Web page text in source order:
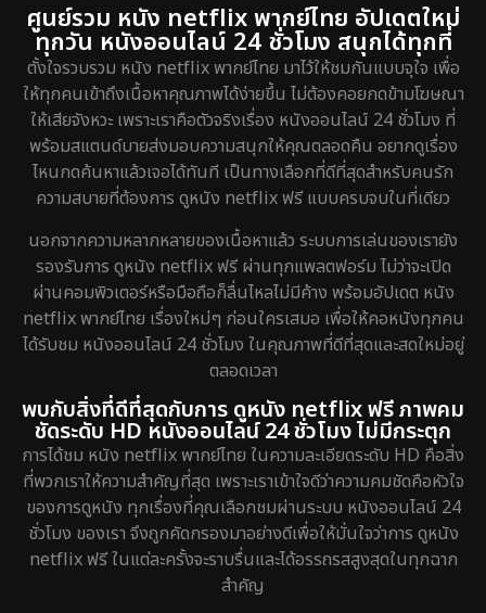
ศูนย์รวม หนัง netflix พากย์ไทย อัปเดตใหม่
ทุกวัน หนังออนไลน์ 24 ชั่วโมง สนุกได้ทุกที่
ตั้งใจรวบรวม หนัง netflix พากย์ไทย มาไว้ให้ชมกันแบบจุใจ เพื่อ
ให้ทุกคนเข้าถึงเนื้อหาคุณภาพได้ง่ายขึ้น ไม่ต้องคอยกดข้ามโฆษณา
ให้เสียจังหวะ เพราะเราคือตัวจริงเรื่อง หนังออนไลน์ 24 ชั่วโมง ที่
พร้อมสแตนด์บายส่งมอบความสนุกให้คุณตลอดคืน อยากดูเรื่อง
ไหนกดค้นหาแล้วเจอได้ทันที เป็นทางเลือกที่ดีที่สุดสำหรับคนรัก
ความสบายที่ต้องการ ดูหนัง netflix ฟรี แบบครบจบในที่เดียว
นอกจากความหลากหลายของเนื้อหาแล้ว ระบบการเล่นของเรายัง
รองรับการ ดูหนัง netflix ฟรี ผ่านทุกแพลตฟอร์ม ไม่ว่าจะเปิด
ผ่านคอมพิวเตอร์หรือมือถือก็ลื่นไหลไม่มีค้าง พร้อมอัปเดต หนัง
netflix พากย์ไทย เรื่องใหม่ๆ ก่อนใครเสมอ เพื่อให้คอหนังทุกคน
ได้รับชม หนังออนไลน์ 24 ชั่วโมง ในคุณภาพที่ดีที่สุดและสดใหม่อยู่
ตลอดเวลา
พบกับสิ่งที่ดีที่สุดกับการ ดูหนัง netflix ฟรี ภาพคม
ชัดระดับ HD หนังออนไลน์ 24 ชั่วโมง ไม่มีกระตุก
การได้ชม หนัง netflix พากย์ไทย ในความละเอียดระดับ HD คือสิ่ง
ที่พวกเราให้ความสำคัญที่สุด เพราะเราเข้าใจดีว่าความคมชัดคือหัวใจ
ของการดูหนัง ทุกเรื่องที่คุณเลือกชมผ่านระบบ หนังออนไลน์ 24
ชั่วโมง ของเรา จึงถูกคัดกรองมาอย่างดีเพื่อให้มั่นใจว่าการ ดูหนัง
netflix ฟรี ในแต่ละครั้งจะราบรื่นและได้อรรถรสสูงสุดในทุกฉาก
สำคัญ